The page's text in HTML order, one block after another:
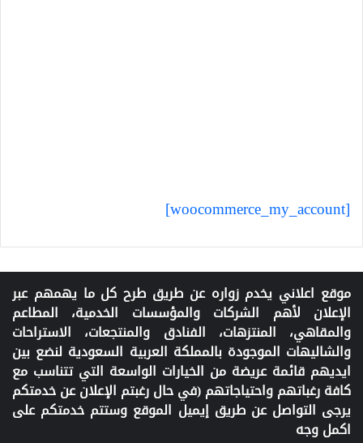
[woocommerce_my_account]
موقع اعلاني يخدم زواره عن طريق طرح كل ما يهمهم عبر
الإعلان لأهم الشركات والمؤسسات الخدمية، المطاعم
والمقاهي، المنتزهات، الفنادق والمنتجعات، الاستراحات
والشاليهات الموجودة بالمملكة العربية السعودية لنضع بين
ايديهم قائمة عريضة من الخيارات الواسعة التي تتناسب مع
كافة رغباتهم واحتياجاتهم (في حال رغبتم الإعلان عن خدمتكم
يرجى التواصل عن طريق إيميل الموقع وستتم خدمتكم على
اكمل وجه